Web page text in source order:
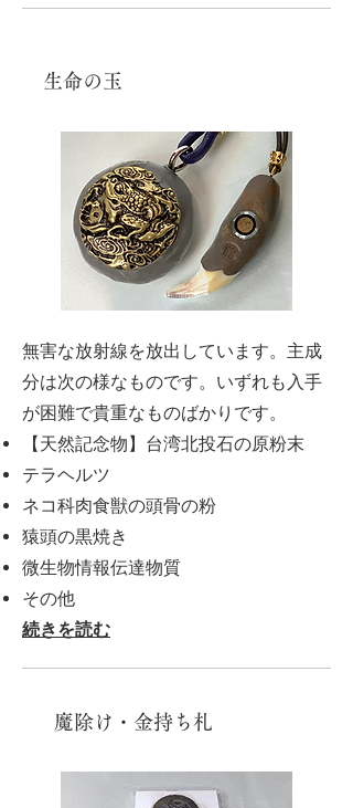
生命の玉
無害な放射線を放出しています。主成
分は次の様なものです。いずれも入手
が困難で貴重なものばかりです。
【天然記念物】台湾北投石の原粉末
テラヘルツ
ネコ科肉食獣の頭骨の粉
猿頭の黒焼き
微生物情報伝達物質
その他
続きを読む
魔除け・金持ち札